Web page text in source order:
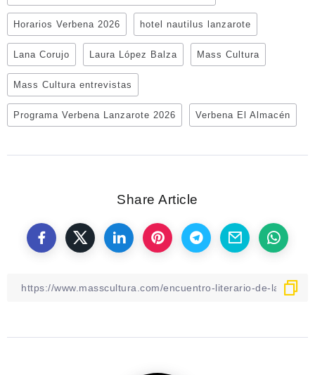
Horarios Verbena 2026 hotel nautilus lanzarote
Lana Corujo Laura López Balza Mass Cultura
Mass Cultura entrevistas
Programa Verbena Lanzarote 2026 Verbena El Almacén
Share Article